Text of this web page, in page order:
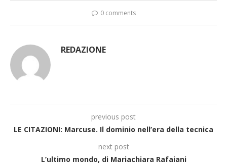
0 comments
REDAZIONE
previous post
LE CITAZIONI: Marcuse. Il dominio nell’era della tecnica
next post
L’ultimo mondo, di Mariachiara Rafaiani